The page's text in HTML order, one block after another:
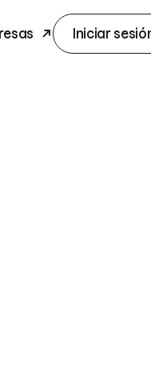
Iniciar